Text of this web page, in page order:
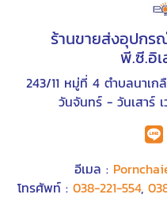
ร้านขายส่งอุปก
พี.ซี.อิ
243/11 หมู่ที่ 4 ตำบลนาเก
วันจันทร์ - วันเสาร์
อีเมล :
โทรศัพท์ : 038-221-554,